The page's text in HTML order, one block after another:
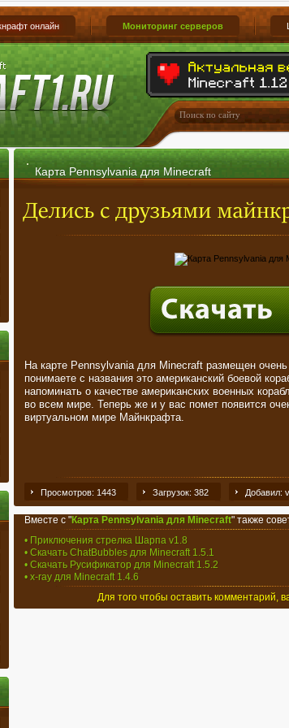
онлайн Мониторинг серверов
Карта Pennsylvania для Minecraft
На карте Pennsylvania для Minecraft размещен
понимаете с названия это американский боевой
напоминать о качестве американских военных
во всем мире. Теперь же и у вас помет появится
виртуальном мире Майнкрафта.
Просмотров: 1443 Загрузок: 382 Добавил:
Вместе с "Карта Pennsylvania для Minecraft" также
• Приключения стрелка Шарпа v1.8
• Скачать ChatBubbles для Minecraft 1.5.1
• Скачать Русификатор для Minecraft 1.5.2
• x-ray для Minecraft 1.4.6
Для того чтобы оставить комментарий,